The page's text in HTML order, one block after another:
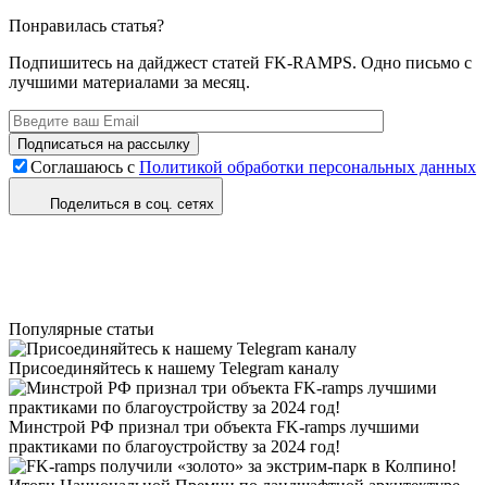
Понравилась статья?
Подпишитесь на дайджест статей FK-RAMPS. Одно письмо с
лучшими материалами за месяц.
Соглашаюсь с Политикой обработки персональных данных
Поделиться в соц. сетях
Популярные статьи
Присоединяйтесь к нашему Telegram каналу
Минстрой РФ признал три объекта FK-ramps лучшими
практиками по благоустройству за 2024 год!